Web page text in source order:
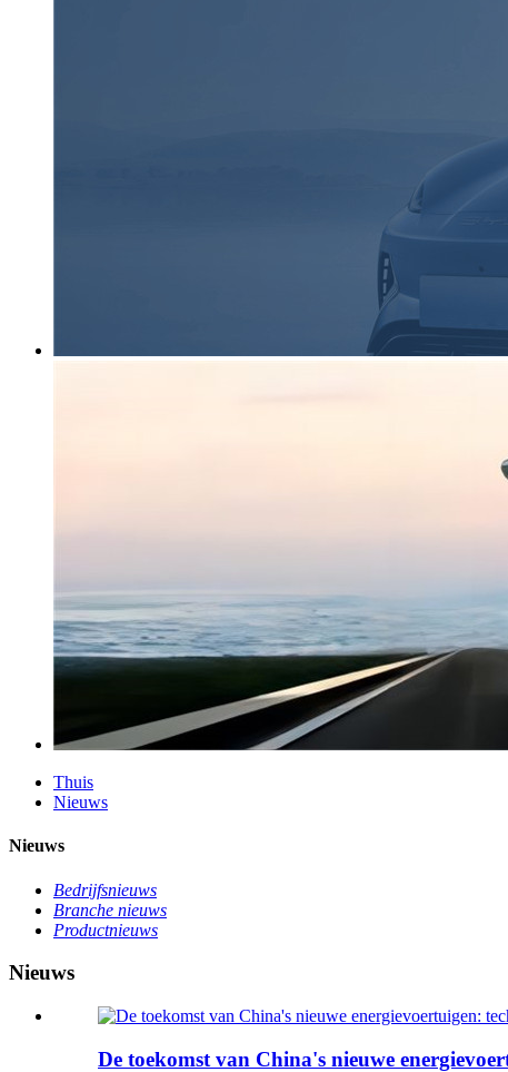
Thuis
Nieuws
Nieuws
Bedrijfsnieuws
Branche nieuws
Productnieuws
Nieuws
De toekomst van China's nieuwe